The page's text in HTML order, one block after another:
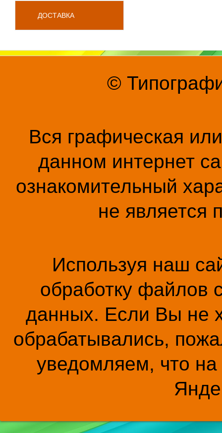
ДОСТАВКА
©
Вся графическая
данном интернет
ознакомительный
не является
Используя наш
обработку файлов
данных. Если Вы не
обрабатывались,
уведомляем, что на